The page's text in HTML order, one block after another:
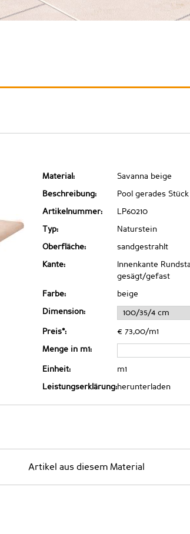
Material: Savanna beige
Beschreibung: Pool gerades Stück
Artikelnummer: LP60210
Typ: Naturstein
Oberfläche: sandgestrahlt
Kante:
Innenkante
gesägt/gefast
Farbe: beige
Dimension:
Preis*: € 73,00/m1
Menge in m1:
Einheit: m1
Leistungserklärung:herunterladen
Artikel aus diesem Material